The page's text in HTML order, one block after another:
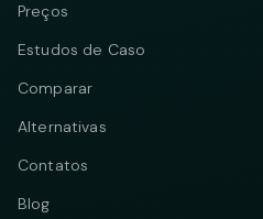
Preços
Estudos de Caso
Comparar
Alternativas
Contatos
Blog